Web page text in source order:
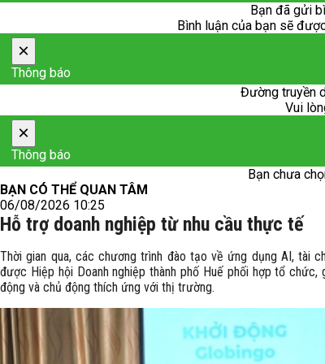
Bạn đã gửi
Bình luận của bạn sẽ
×
Thông báo
Đường truyền
Vui
×
Thông báo
Bạn chưa
BẠN CÓ THỂ QUAN TÂM
06/08/2026 10:25
Hỗ trợ doanh nghiệp từ nhu cầu thực tế
Thời gian qua, các chương trình đào tạo về ứng dụng AI, tài
được Hiệp hội Doanh nghiệp thành phố Huế phối hợp tổ
động và chủ động thích ứng với thị trường.